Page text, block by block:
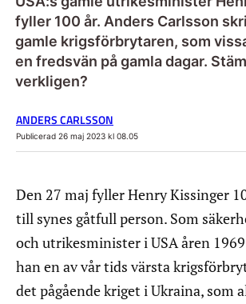
fyller 100 år. Anders Carlsson
gamle krigsförbrytaren, som
en fredsvän på gamla dagar.
verkligen?
ANDERS CARLSSON
Publicerad 26 maj 2023 kl 08.05
Den 27 maj fyller Henry Kissinger
till synes gåtfull person. Som
och utrikesminister i USA åren
han en av vår tids värsta
det pågående kriget i Ukraina, som